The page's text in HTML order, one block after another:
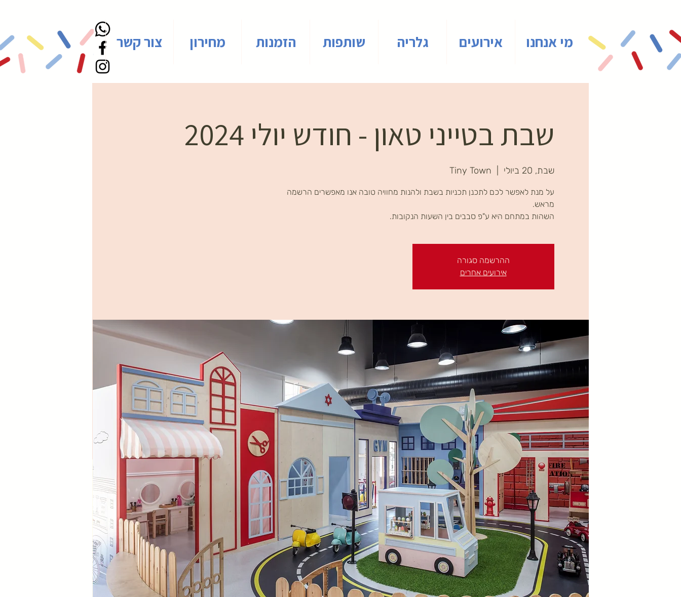
מי אנחנו אירועים גלריה שותפות הזמנות מחירון צור קשר
שבת בטייני טאון - חודש יולי 2024
שבת, 20 ביולי Tiny Town
על מנת לאפשר לכם לתכנן תכניות בשבת ולהנות מחוויה טובה אנו מאפשרים הרשמה
השהות במתחם היא ע"פ סבבים בין השעות הנקובות.
ההרשמה סגורה
אירועים אחרים